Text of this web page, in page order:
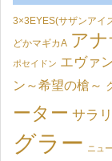
3×3EYES(サザンアイ
どかマギカA ア
ポセイドン エヴァ
ン～希望の槍～
ーター サラ
グラー
ニュ